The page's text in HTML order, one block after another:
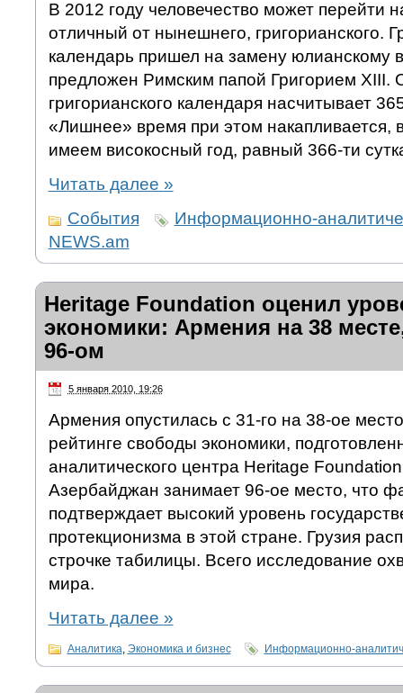
В 2012 году человечество может перейти
отличный от нынешнего, григорианского.
календарь пришел на замену юлианскому
предложен Римским папой Григорием XIII.
григорианского календаря насчитывает
«Лишнее» время при этом накапливается,
имеем високосный год, равный 366-ти
Читать далее »
События
Информационно-
NEWS.am
Heritage Foundation оценил
экономики: Армения на 38
96-ом
5 января 2010, 19:26
Армения опустилась с 31-го на 38-ое
рейтинге свободы экономики,
аналитического центра Heritage
Азербайджан занимает 96-ое место, что
подтверждает высокий уровень
протекционизма в этой стране. Грузия
строчке табилицы. Всего исследование
мира.
Читать далее »
Аналитика Экономика и бизнес Информационно-